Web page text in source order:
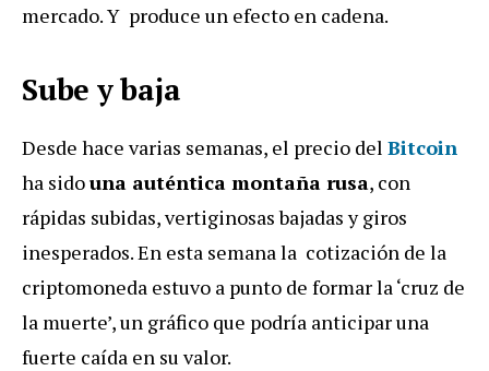
mercado. Y produce un efecto en cadena.
Sube y baja
Desde hace varias semanas, el precio del Bitcoin
ha sidouna auténtica montaña rusa, con
rápidas subidas, vertiginosas bajadas y giros
inesperados. En esta semana la cotización de la
criptomoneda estuvo a punto de formar la ‘cruz de
la muerte’, un gráfico que podría anticipar una
fuerte caída en su valor.